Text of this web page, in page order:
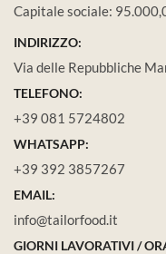
Capitale sociale:
INDIRIZZO:
Via delle Repubbliche
TELEFONO:
+39 081 5724802
WHATSAPP:
+39 392 3857267
EMAIL:
info@tailorfood.it
GIORNI LAVORATIVI /